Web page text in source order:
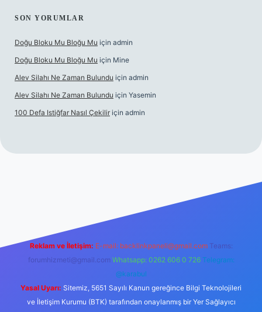
SON YORUMLAR
Doğu Bloku Mu Bloğu Mu için admin
Doğu Bloku Mu Bloğu Mu için Mine
Alev Silahı Ne Zaman Bulundu için admin
Alev Silahı Ne Zaman Bulundu için Yasemin
100 Defa Istiğfar Nasıl Çekilir için admin
Reklam ve İletişim: E-mail: backlinkpaneli@gmail.com Teams:
forumhizmeti@gmail.com Whatsapp: 0262 606 0 726 Telegram:
@karabul
Yasal Uyarı: Sitemiz, 5651 Sayılı Kanun gereğince Bilgi Teknolojileri
ve İletişim Kurumu (BTK) tarafından onaylanmış bir Yer Sağlayıcı